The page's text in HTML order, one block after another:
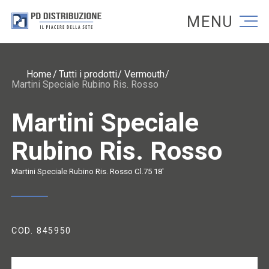
Torna alla homepage
Home Tutti i prodotti
Vermouth
Martini Speciale Rubino Ris. Rosso
Martini Speciale
Rubino Ris. Rosso
Martini Speciale Rubino Ris. Rosso Cl.75 18'
COD. 845950